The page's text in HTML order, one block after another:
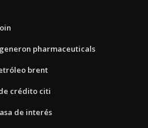
pharmaceuticals
brent
crédito citi
de interés